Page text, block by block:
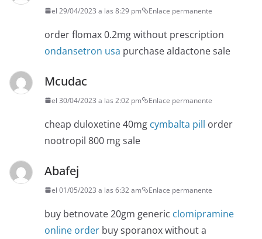
el 29/04/2023 a las 8:29 pm Enlace permanente
order flomax 0.2mg without prescription
ondansetron usa purchase aldactone sale
Mcudac
el 30/04/2023 a las 2:02 pm Enlace permanente
cheap duloxetine 40mg cymbalta pill order
nootropil 800 mg sale
Abafej
el 01/05/2023 a las 6:32 am Enlace permanente
buy betnovate 20gm generic clomipramine
online order buy sporanox without a